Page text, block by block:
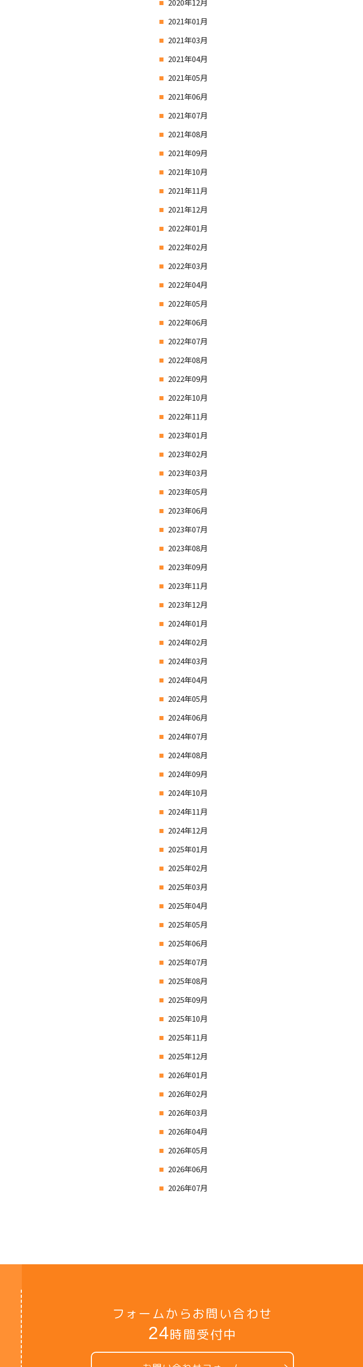
2020年12月
2021年01月
2021年03月
2021年04月
2021年05月
2021年06月
2021年07月
2021年08月
2021年09月
2021年10月
2021年11月
2021年12月
2022年01月
2022年02月
2022年03月
2022年04月
2022年05月
2022年06月
2022年07月
2022年08月
2022年09月
2022年10月
2022年11月
2023年01月
2023年02月
2023年03月
2023年05月
2023年06月
2023年07月
2023年08月
2023年09月
2023年11月
2023年12月
2024年01月
2024年02月
2024年03月
2024年04月
2024年05月
2024年06月
2024年07月
2024年08月
2024年09月
2024年10月
2024年11月
2024年12月
2025年01月
2025年02月
2025年03月
2025年04月
2025年05月
2025年06月
2025年07月
2025年08月
2025年09月
2025年10月
2025年11月
2025年12月
2026年01月
2026年02月
2026年03月
2026年04月
2026年05月
2026年06月
2026年07月
フォームからお問い合わせ
24時間受付中